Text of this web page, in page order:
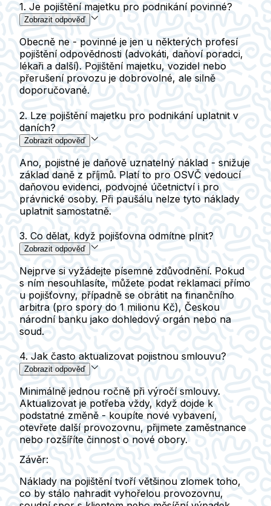
1. Je pojištění majetku pro podnikání povinné?
Zobrazit odpověď
Obecně ne - povinné je jen u některých profesí
pojištění odpovědnosti (advokáti, daňoví poradci,
lékaři a další). Pojištění majetku, vozidel nebo
přerušení provozu je dobrovolné, ale silně
doporučované.
2. Lze pojištění majetku pro podnikání uplatnit v
daních?
Zobrazit odpověď
Ano, pojistné je daňově uznatelný náklad - snižuje
základ daně z příjmů. Platí to pro OSVČ vedoucí
daňovou evidenci, podvojné účetnictví i pro
právnické osoby. Při paušálu nelze tyto náklady
uplatnit samostatně.
3. Co dělat, když pojišťovna odmítne plnit?
Zobrazit odpověď
Nejprve si vyžádejte písemné zdůvodnění. Pokud
s ním nesouhlasíte, můžete podat reklamaci přímo
u pojišťovny, případně se obrátit na finančního
arbitra (pro spory do 1 milionu Kč), Českou
národní banku jako dohledový orgán nebo na
soud.
4. Jak často aktualizovat pojistnou smlouvu?
Zobrazit odpověď
Minimálně jednou ročně při výročí smlouvy.
Aktualizovat je potřeba vždy, když dojde k
podstatné změně - koupíte nové vybavení,
otevřete další provozovnu, přijmete zaměstnance
nebo rozšíříte činnost o nové obory.
Závěr:
Náklady na pojištění tvoří většinou zlomek toho,
co by stálo nahradit vyhořelou provozovnu,